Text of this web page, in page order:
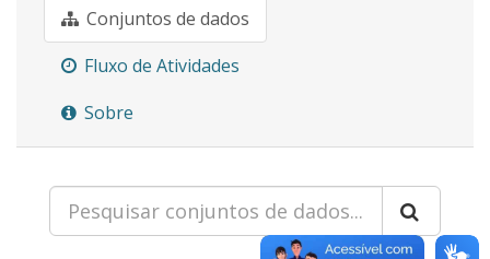
Conjuntos de dados
Fluxo de Atividades
Sobre